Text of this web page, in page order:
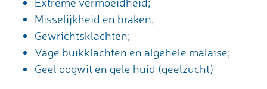
Misselijkheid en braken;
Gewrichtsklachten;
Vage buikklachten en algehele malaise;
Geel oogwit en gele huid (geelzucht)